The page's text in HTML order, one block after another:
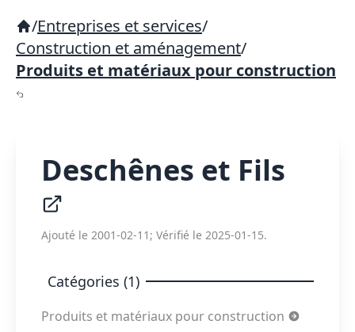
/Entreprises et services/
Construction et aménagement/
Produits et matériaux pour construction
Deschênes et Fils
Ajouté le 2001-02-11; Vérifié le 2025-01-15.
Catégories (1)
Produits et matériaux pour construction